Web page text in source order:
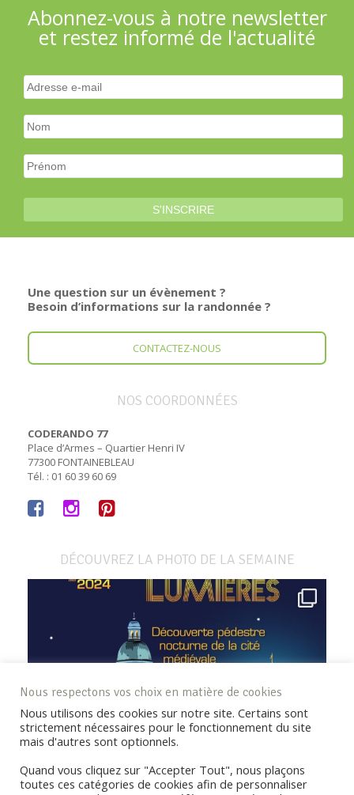
Abonnez-vous à notre newsletter
et restez informé de l'actualité
Une question sur un évènement ?
Besoin d’informations sur la randonnée ?
CONTACTEZ-NOUS
NOS COORDONNÉES
CODERANDO 77
Place d’Armes – Quartier Henri IV
77300 FONTAINEBLEAU
Tél. : 01 60 39 60 69
DÉCOUVREZ LA PHOTO DE LA SEMAINE
Nous respectons vos choix en matière de cookies
Nous utilisons des cookies sur notre site. Certains sont
strictement nécessaires pour le fonctionnement du site
mais d'autres sont optionnels.
Quand vous cliquez sur "Accepter Tout", nous plaçons
toutes ces catégories de cookies afin de personnaliser